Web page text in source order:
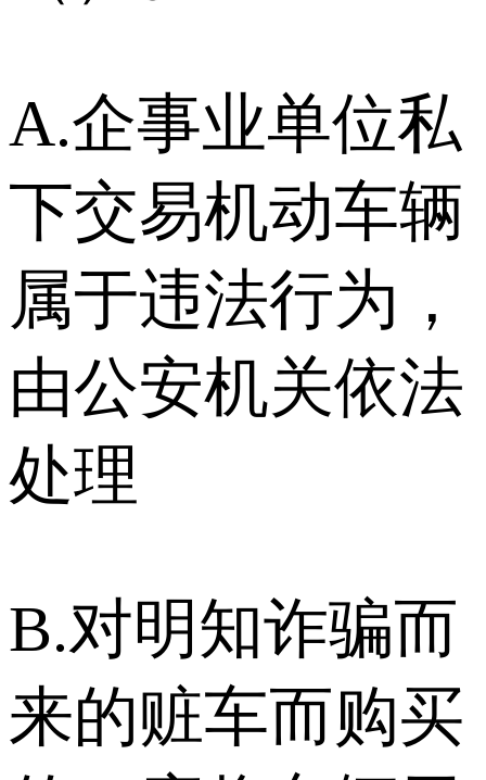
A.企事业单位私
下交易机动车辆
属于违法行为，
由公安机关依法
处理
B.对明知诈骗而
来的赃车而购买